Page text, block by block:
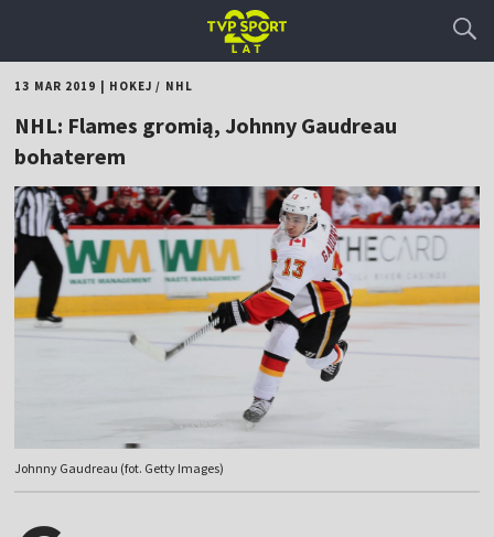
13 MAR 2019 HOKEJ / NHL
NHL: Flames gromią, Johnny Gaudreau
bohaterem
Johnny Gaudreau (fot. Getty Images)